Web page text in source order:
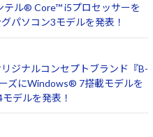
テル® Core™ i5プロセッサーを
パソコン3モデルを発表！
ジナルコンセプトブランド『B-
ズにWindows® 7搭載モデルを
デルを発表！